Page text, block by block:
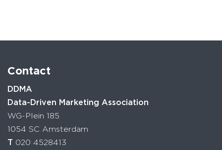
Contact
DDMA
Data-Driven Marketing Association
WG-Plein 185
1054 SC Amsterdam
T 020 4528413